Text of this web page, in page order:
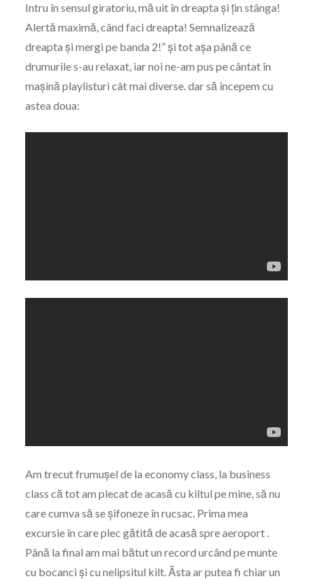
Intru în sensul giratoriu, mă uit în dreapta și țin stânga!
Alertă maximă, când faci dreapta! Semnalizează
dreapta și mergi pe banda 2!” și tot așa până ce
drumurile s-au relaxat, iar noi ne-am pus pe cântat în
mașină playlisturi cât mai diverse. dar să începem cu
astea doua:
Am trecut frumușel de la economy class, la business
class că tot am plecat de acasă cu kiltul pe mine, să nu
care cumva să se șifoneze în rucsac. Prima mea
excursie în care plec gătită de acasă spre aeroport .
Până la final am mai bătut un record urcând pe munte
cu bocanci și cu nelipsitul kilt. Ăsta ar putea fi chiar un